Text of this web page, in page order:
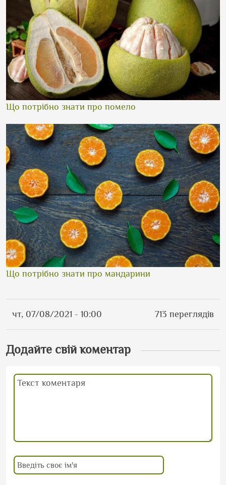
Що потрібно знати про помело
Що потрібно знати про мандарини
чт, 07/08/2021 - 10:00 713 переглядів
Додайте свій коментар